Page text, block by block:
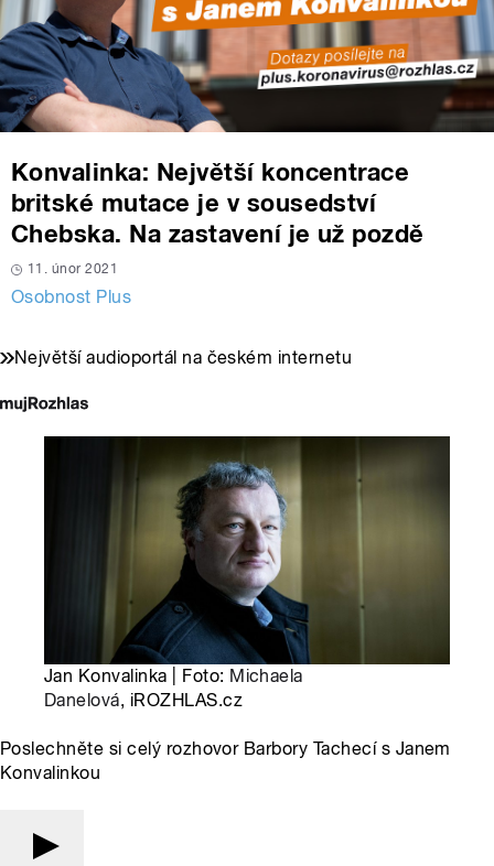
Konvalinka: Největší koncentrace
britské mutace je v sousedství
Chebska. Na zastavení je už pozdě
11. únor 2021
Osobnost Plus
Největší audioportál na českém internetu
Jan Konvalinka | Foto: Michaela
Danelová, iROZHLAS.cz
Poslechněte si celý rozhovor Barbory Tachecí s Janem
Konvalinkou